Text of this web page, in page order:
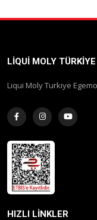
LIQUI MOLY
Liqui Moly Turkiye
HIZLI LINKLER